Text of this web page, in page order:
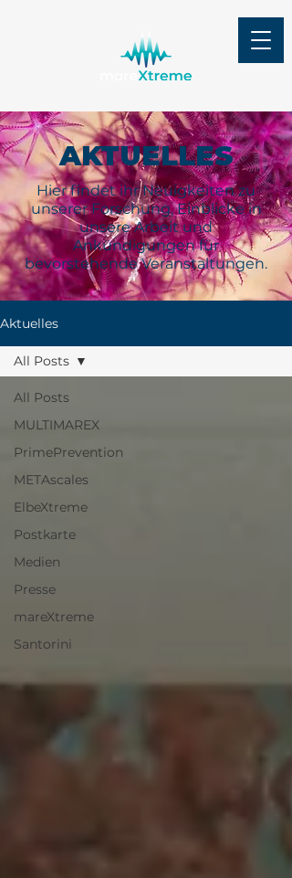
AKTUELLES
Hier findet ihr Neuigkeiten zu
unserer Forschung, Einblicke in
unsere Arbeit und
Ankündigungen für
bevorstehende Veranstaltungen.
Aktuelles
All Posts
MULTIMAREX
PrimePrevention
METAscales
ElbeXtreme
Postkarte
Medien
Presse
mareXtreme
Santorini
All Posts